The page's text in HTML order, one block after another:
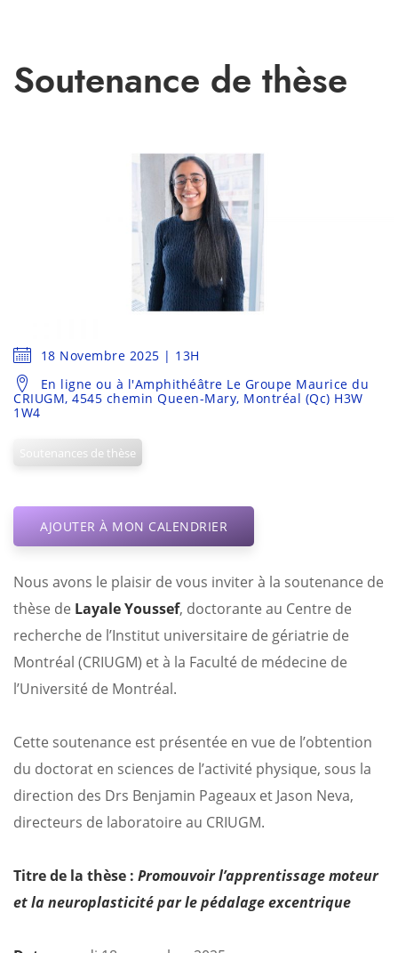
Soutenance de thèse
18 Novembre 2025 | 13H
En ligne ou à l'Amphithéâtre Le Groupe Maurice du
CRIUGM, 4545 chemin Queen-Mary, Montréal (Qc) H3W
1W4
Soutenances de thèse
AJOUTER À MON CALENDRIER
Nous avons le plaisir de vous inviter à la soutenance de
thèse de Layale Youssef, doctorante au Centre de
recherche de l’Institut universitaire de gériatrie de
Montréal (CRIUGM) et à la Faculté de médecine de
l’Université de Montréal.
Cette soutenance est présentée en vue de l’obtention
du doctorat en sciences de l’activité physique, sous la
direction des Drs Benjamin Pageaux et Jason Neva,
directeurs de laboratoire au CRIUGM.
Titre de la thèse : Promouvoir l’apprentissage moteur
et la neuroplasticité par le pédalage excentrique